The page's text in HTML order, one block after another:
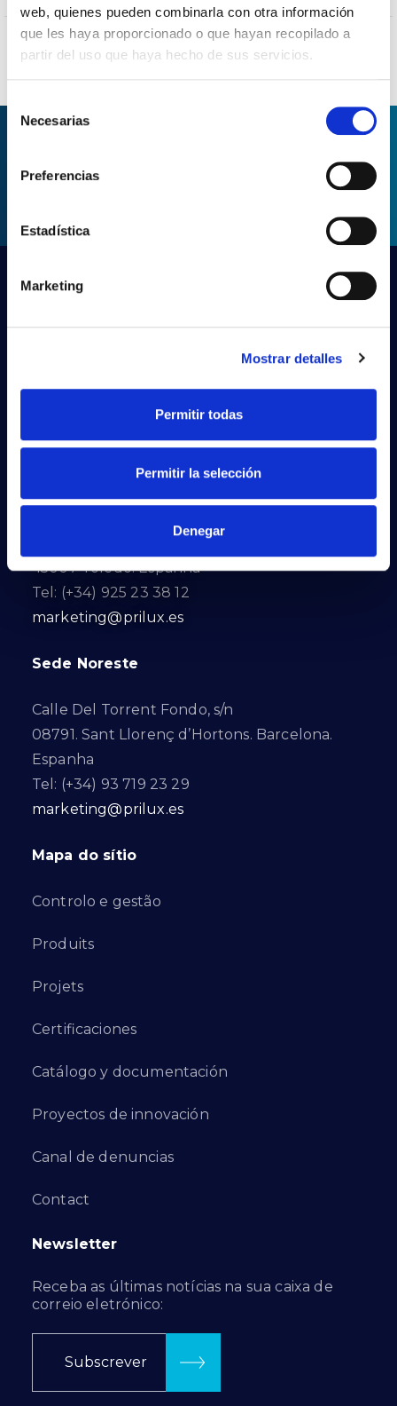
web, quienes pueden combinarla con otra información
que les haya proporcionado o que hayan recopilado a
partir del uso que haya hecho de sus servicios.
Selección
Necesarias
Preferencias
Estadística
Marketing
Mostrar detalles
Permitir todas
Permitir la selección
Denegar
PEDIDO DE INFORMAÇÃO
PRILUX LIGHTING S.L.U.
Sede Central
45007 Toledo. Espanha
Tel: (+34) 925 23 38 12
marketing@prilux.es
Sede Noreste
Calle Del Torrent Fondo, s/n
08791. Sant Llorenç d’Hortons. Barcelona.
Espanha
Tel: (+34) 93 719 23 29
marketing@prilux.es
Mapa do sítio
Controlo e gestão
Produits
Projets
Certificaciones
Catálogo y documentación
Proyectos de innovación
Canal de denuncias
Contact
Newsletter
Receba as últimas notícias na sua caixa de
correio eletrónico:
Subscrever